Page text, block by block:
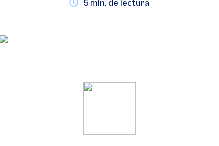
5 min. de lectura